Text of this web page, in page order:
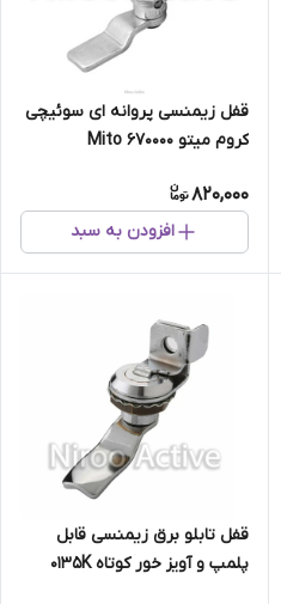
قفل زیمنسی پروانه ای سوئیچی
کروم میتو Mito ۶۷۰۰۰۰
820,000
افزودن به سبد
قفل تابلو برق زیمنسی قابل
پلمپ و آویز خور کوتاه ۰۱۳۵K